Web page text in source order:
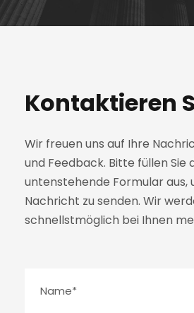
Kontaktieren
Wir freuen uns auf Ihre
und Feedback. Bitte füllen Sie
untenstehende Formular aus,
Nachricht zu senden. Wir
schnellstmöglich bei Ihnen